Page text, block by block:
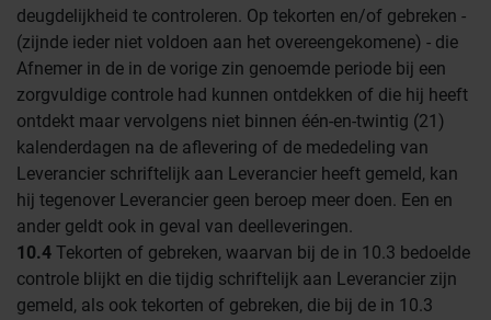
deugdelijkheid te controleren. Op tekorten en/of gebreken -
(zijnde ieder niet voldoen aan het overeengekomene) - die
Afnemer in de in de vorige zin genoemde periode bij een
zorgvuldige controle had kunnen ontdekken of die hij heeft
ontdekt maar vervolgens niet binnen één-en-twintig (21)
kalenderdagen na de aflevering of de mededeling van
Leverancier schriftelijk aan Leverancier heeft gemeld, kan
hij tegenover Leverancier geen beroep meer doen. Een en
ander geldt ook in geval van deelleveringen.
10.4 Tekorten of gebreken, waarvan bij de in 10.3 bedoelde
controle blijkt en die tijdig schriftelijk aan Leverancier zijn
gemeld, als ook tekorten of gebreken, die bij de in 10.3